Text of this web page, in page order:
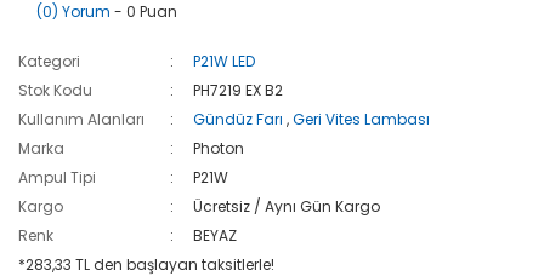
(0) Yorum - 0 Puan
Kategori
P21W LED
Stok Kodu
PH7219 EX B2
Kullanım Alanları
Gündüz Farı,Geri Vites Lambası
Marka
Photon
Ampul Tipi
P21W
Kargo
Ücretsiz / Aynı Gün Kargo
Renk
BEYAZ
*283,33 TL den başlayan taksitlerle!